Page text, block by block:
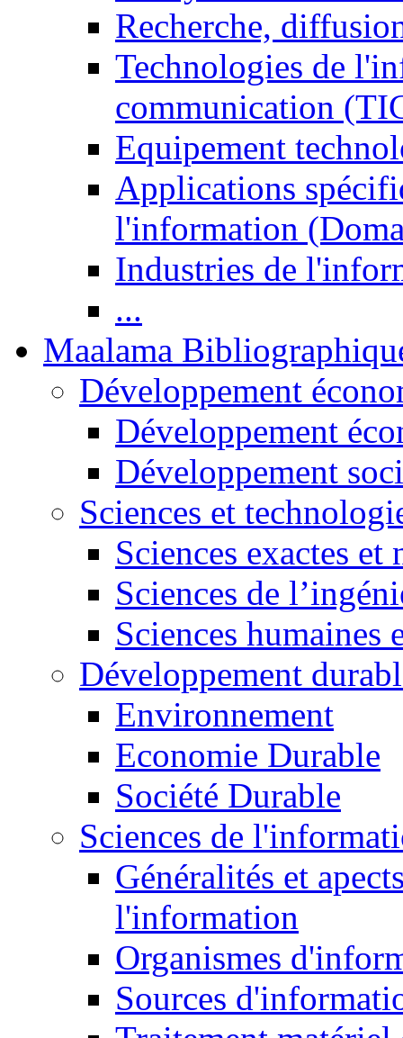
Recherche,
Technologies de
communication
Equipement
Applications
l'information
Industries de
...
Maalama
Développement
Développement
Développement
Sciences et
Sciences exactes et
Sciences de
Sciences humaines
Développement
Environnement
Economie Durable
Société Durable
Sciences de
Généralités et
l'information
Organismes
Sources